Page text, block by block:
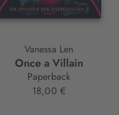
Vanessa Len
Once a Villain
Paperback
18,00 €